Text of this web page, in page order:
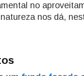
no
nos dá,